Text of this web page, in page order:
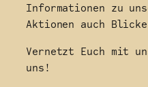
Informationen zu
Aktionen auch
Vernetzt Euch mit
uns!